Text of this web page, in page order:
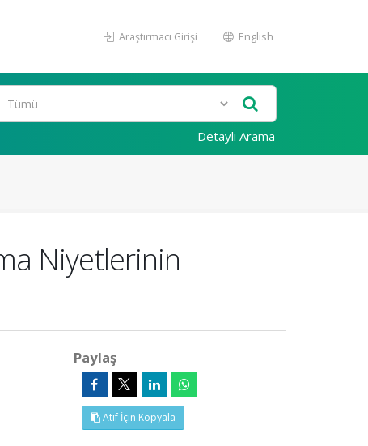
Araştırmacı Girişi English
Detaylı Arama
Niyetlerinin
Paylaş
Atıf İçin Kopyala